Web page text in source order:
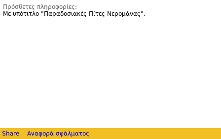
Πρόσθετες πληροφορίες:
Με υπότιτλο " Παραδοσιακές Πίτες Νερομάνας".
Share Αναφορά σφάλματος